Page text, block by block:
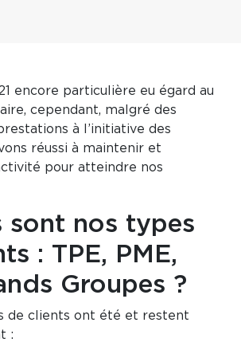
encore particulière eu égard au
cependant, malgré des
à l’initiative des
réussi à maintenir et
pour atteindre nos
sont nos types
: TPE, PME,
Groupes ?
de clients ont été et restent
: